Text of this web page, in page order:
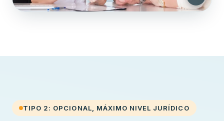
TIPO 2: OPCIONAL, MÁXIMO NIVEL JURÍDICO